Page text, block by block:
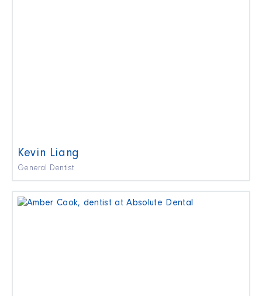
Kevin Liang
General Dentist